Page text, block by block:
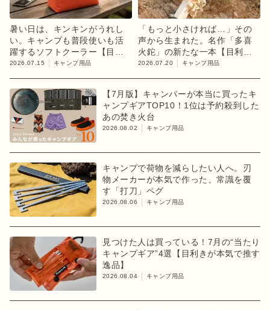
暑い日は、キンキンがうれし
い。キャンプも普段使いも活
躍するソフトクーラー【目利
きのキャンプギア】
2026.07.15 キャンプ用品
「もっと小さければ…」その
声から生まれた。名作「多喜
火鉈」の新たな一本【目利き
のキャンプギア】
2026.07.20 キャンプ用品
【7月版】キャンパーが本当に買ったキ
ャンプギアTOP10！1位は予約殺到した
あの焚き火台
2026.08.02 キャンプ用品
キャンプで荷物を減らしたい人へ。刃
物メーカーが本気で作った、常識を覆
す「打刀」ペグ
2026.08.06 キャンプ用品
見つけた人は買っている！7月の“当たり
キャンプギア”4選【目利きが本気で推す
逸品】
2026.08.04 キャンプ用品